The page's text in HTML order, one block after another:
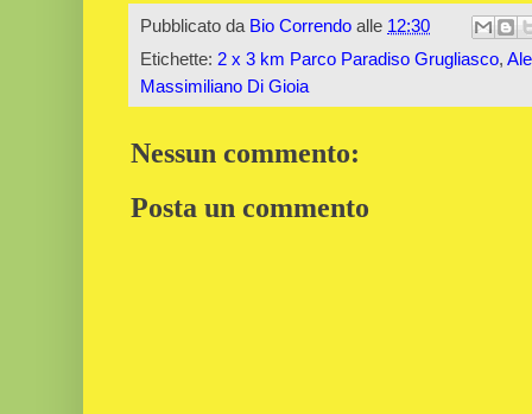
Pubblicato da Bio Correndo alle 12:30
Etichette: 2 x 3 km Parco Paradiso Grugliasco,
Massimiliano Di Gioia
Nessun commento:
Posta un commento